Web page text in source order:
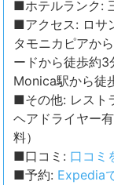
■ホテルランク:
■アクセス: ロサ
タモニカピアか
ードから徒歩約
Monica駅から徒
■その他: レスト
ヘアドライヤー
料）
■口コミ: 口コミ
■予約: Expedia